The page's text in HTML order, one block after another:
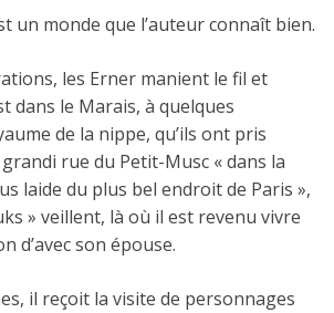
un monde que l’auteur connaît bien.
les Erner manient le fil et
dans le Marais, à quelques
de la nippe, qu’ils ont pris
grandi rue du Petit-Musc « dans la
laide du plus bel endroit de Paris »,
» veillent, là où il est revenu vivre
d’avec son épouse.
il reçoit la visite de personnages